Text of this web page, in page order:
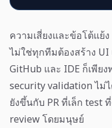
ความเสี่ยงและข้อโต้แย้ง
ไม่ใช่ทุกทีมต้องสร้าง UI
GitHub และ IDE ก็เพียง
security validation ไ
ยังขึ้นกับ PR ที่เล็ก test
review โดยมนุษย์